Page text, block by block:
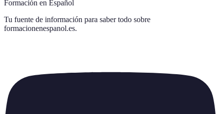
Formación en Español
Tu fuente de información para saber todo sobre
formacionenespanol.es.